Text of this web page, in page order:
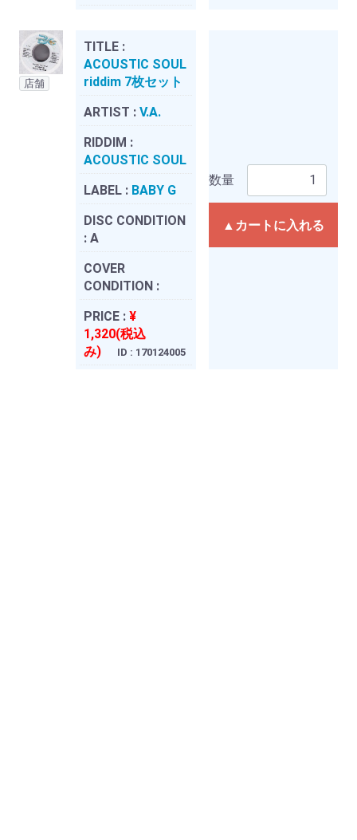
店舗
TITLE :
ACOUSTIC SOUL
riddim 7枚セット
ARTIST : V.A.
RIDDIM :
ACOUSTIC SOUL
LABEL : BABY G
DISC CONDITION
: A
COVER
CONDITION :
PRICE : ¥
1,320(税込
み)
ID : 170124005
数量
▲カートに入れる